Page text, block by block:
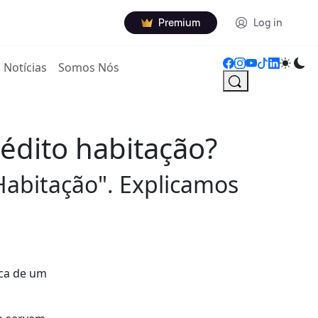
Premium Log in
Notícias Somos Nós
habitação?
Explicamos
de um